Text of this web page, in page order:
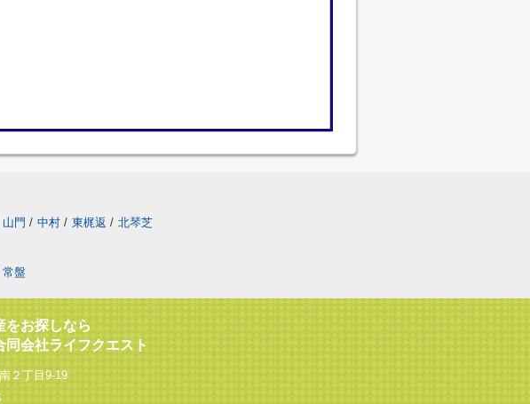
山門 / 中村 / 東梶返 / 北琴芝
常盤
をお探しなら
同会社ライフクエスト
２丁目9-19